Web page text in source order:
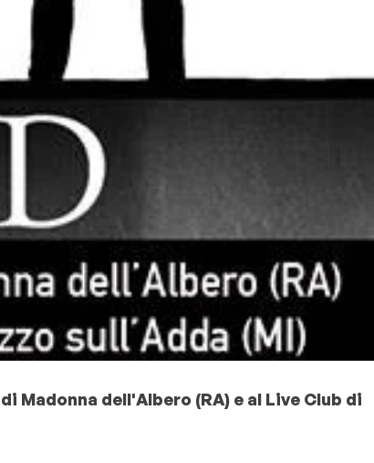
Madonna dell'Albero (RA) e al Live Club di